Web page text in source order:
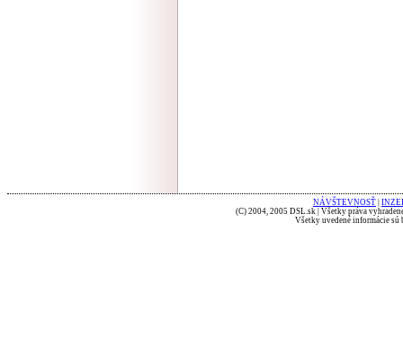
NÁVŠTEVNOSŤ
(C) 2004, 2005 DSL.sk | Všetky práva
Všetky uvedené informácie sú